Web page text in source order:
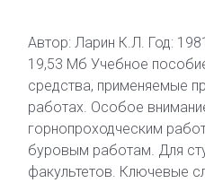
Автор: Ларин К.Л. Год:
19,53 Мб Учебное
средства, применяемые
работах. Особое
горнопроходческим
буровым работам. Для
факультетов. Ключевые